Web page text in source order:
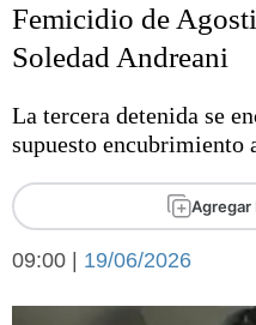
Deportes
Femicidio de
Soledad Andreani
La tercera detenida se
supuesto encubrimiento
Agregar
09:00 | 19/06/2026